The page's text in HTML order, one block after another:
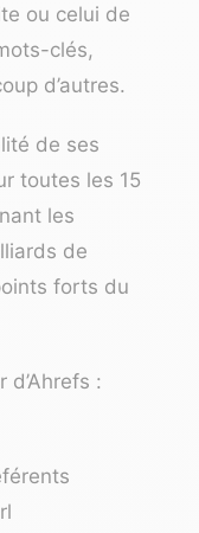
ou celui de
clés,
d’autres.
de ses
toutes les 15
les
de
forts du
d’Ahrefs :